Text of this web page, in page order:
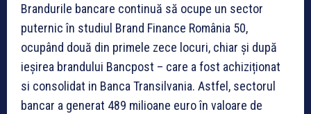
Brandurile bancare continuă să ocupe un sector
puternic în studiul Brand Finance România 50,
ocupând două din primele zece locuri, chiar și după
ieșirea brandului Bancpost ­– care a fost achiziționat
si consolidat in Banca Transilvania. Astfel, sectorul
bancar a generat 489 milioane euro în valoare de